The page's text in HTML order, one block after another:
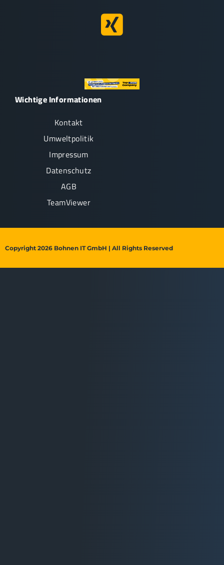
Wichtige Informationen
Kontakt
Umweltpolitik
Impressum
Datenschutz
AGB
TeamViewer
Copyright 2026 Bohnen IT GmbH | All Rights Reserved